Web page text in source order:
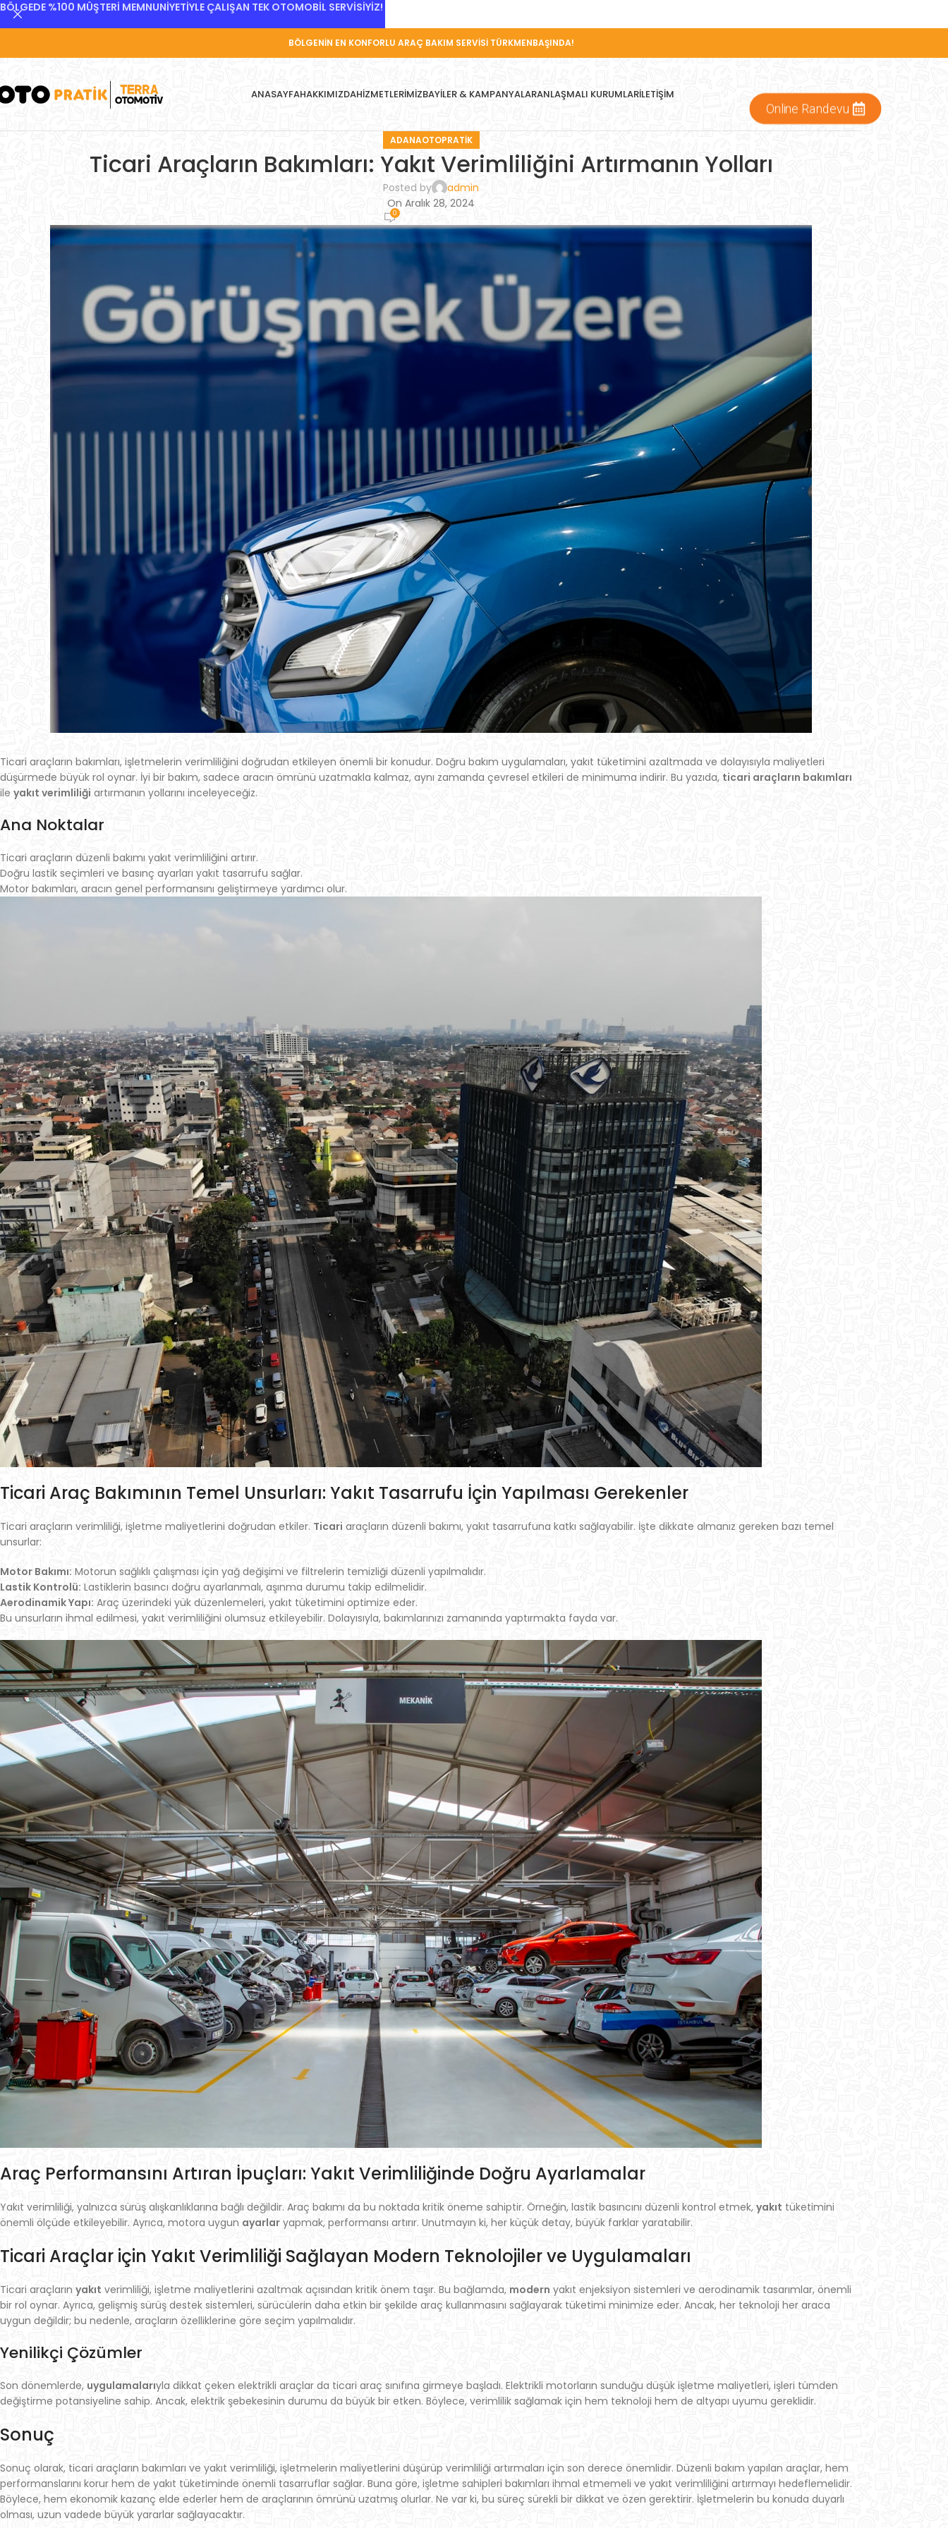
BÖLGENİN EN KONFORLU ARAÇ BAKIM SERVİSİ TÜRKMENBAŞINDA!
ANASAYFAHAKKIMIZDAHIZMETLERIMIZBAYILER & KAMPANYALARANLAŞMALI KURUMLARİLETIŞIM
Online Randevu
ADANAOTOPRATIK
Ticari Araçların Bakımları: Yakıt Verimliliğini Artırmanın Yolları
Posted by
admin
On Aralık 28, 2024
0
Ticari araçların bakımları, işletmelerin verimliliğini doğrudan etkileyen önemli bir konudur. Doğru bakım uygulamaları, yakıt tüketimini azaltmada ve dolayısıyla maliyetleri
düşürmede büyük rol oynar. İyi bir bakım, sadece aracın ömrünü uzatmakla kalmaz, aynı zamanda çevresel etkileri de minimuma indirir. Bu yazıda, ticari araçların bakımları
ile yakıt verimliliği artırmanın yollarını inceleyeceğiz.
Ana Noktalar
Ticari araçların düzenli bakımı yakıt verimliliğini artırır.
Doğru lastik seçimleri ve basınç ayarları yakıt tasarrufu sağlar.
Motor bakımları, aracın genel performansını geliştirmeye yardımcı olur.
Ticari Araç Bakımının Temel Unsurları: Yakıt Tasarrufu İçin Yapılması Gerekenler
Ticari araçların verimliliği, işletme maliyetlerini doğrudan etkiler. Ticari araçların düzenli bakımı, yakıt tasarrufuna katkı sağlayabilir. İşte dikkate almanız gereken bazı temel
unsurlar:
Motor Bakımı: Motorun sağlıklı çalışması için yağ değişimi ve filtrelerin temizliği düzenli yapılmalıdır.
Lastik Kontrolü: Lastiklerin basıncı doğru ayarlanmalı, aşınma durumu takip edilmelidir.
Aerodinamik Yapı: Araç üzerindeki yük düzenlemeleri, yakıt tüketimini optimize eder.
Bu unsurların ihmal edilmesi, yakıt verimliliğini olumsuz etkileyebilir. Dolayısıyla, bakımlarınızı zamanında yaptırmakta fayda var.
Araç Performansını Artıran İpuçları: Yakıt Verimliliğinde Doğru Ayarlamalar
Yakıt verimliliği, yalnızca sürüş alışkanlıklarına bağlı değildir. Araç bakımı da bu noktada kritik öneme sahiptir. Örneğin, lastik basıncını düzenli kontrol etmek, yakıt tüketimini
önemli ölçüde etkileyebilir. Ayrıca, motora uygun ayarlar yapmak, performansı artırır. Unutmayın ki, her küçük detay, büyük farklar yaratabilir.
Ticari Araçlar için Yakıt Verimliliği Sağlayan Modern Teknolojiler ve Uygulamaları
Ticari araçların yakıt verimliliği, işletme maliyetlerini azaltmak açısından kritik önem taşır. Bu bağlamda, modern yakıt enjeksiyon sistemleri ve aerodinamik tasarımlar, önemli
bir rol oynar. Ayrıca, gelişmiş sürüş destek sistemleri, sürücülerin daha etkin bir şekilde araç kullanmasını sağlayarak tüketimi minimize eder. Ancak, her teknoloji her araca
uygun değildir; bu nedenle, araçların özelliklerine göre seçim yapılmalıdır.
Yenilikçi Çözümler
Son dönemlerde, uygulamalarıyla dikkat çeken elektrikli araçlar da ticari araç sınıfına girmeye başladı. Elektrikli motorların sunduğu düşük işletme maliyetleri, işleri tümden
değiştirme potansiyeline sahip. Ancak, elektrik şebekesinin durumu da büyük bir etken. Böylece, verimlilik sağlamak için hem teknoloji hem de altyapı uyumu gereklidir.
Sonuç
Sonuç olarak, ticari araçların bakımları ve yakıt verimliliği, işletmelerin maliyetlerini düşürüp verimliliği artırmaları için son derece önemlidir. Düzenli bakım yapılan araçlar, hem
performanslarını korur hem de yakıt tüketiminde önemli tasarruflar sağlar. Buna göre, işletme sahipleri bakımları ihmal etmemeli ve yakıt verimliliğini artırmayı hedeflemelidir.
Böylece, hem ekonomik kazanç elde ederler hem de araçlarının ömrünü uzatmış olurlar. Ne var ki, bu süreç sürekli bir dikkat ve özen gerektirir. İşletmelerin bu konuda duyarlı
olması, uzun vadede büyük yararlar sağlayacaktır.
BÖLGEDE %100 MÜŞTERİ MEMNUNİYETİYLE ÇALIŞAN TEK OTOMOBİL SERVİSİYİZ!